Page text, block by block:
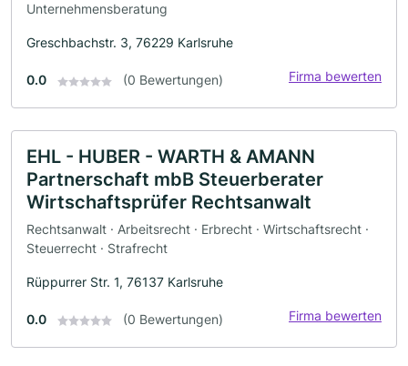
Unternehmensberatung
Greschbachstr. 3, 76229 Karlsruhe
0.0 (0 Bewertungen) Firma bewerten
EHL - HUBER - WARTH & AMANN
Partnerschaft mbB Steuerberater
Wirtschaftsprüfer Rechtsanwalt
Rechtsanwalt · Arbeitsrecht · Erbrecht · Wirtschaftsrecht ·
Steuerrecht · Strafrecht
Rüppurrer Str. 1, 76137 Karlsruhe
0.0 (0 Bewertungen) Firma bewerten